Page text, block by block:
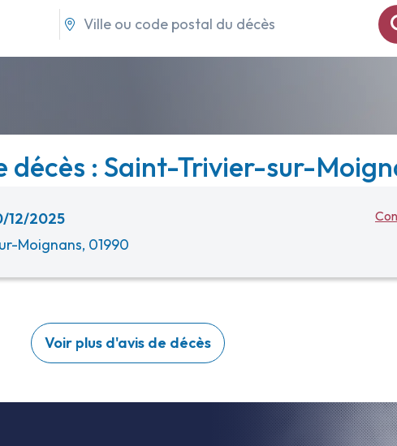
décès : Saint-Trivier-sur-
12/2025
Moignans, 01990
Voir plus d'avis de décès